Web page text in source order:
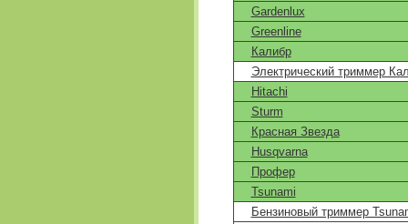
Gardenlux
Greenline
Калибр
Электрический триммер
Hitachi
Sturm
Красная Звезда
Husqvarna
Профер
Tsunami
Бензиновый триммер